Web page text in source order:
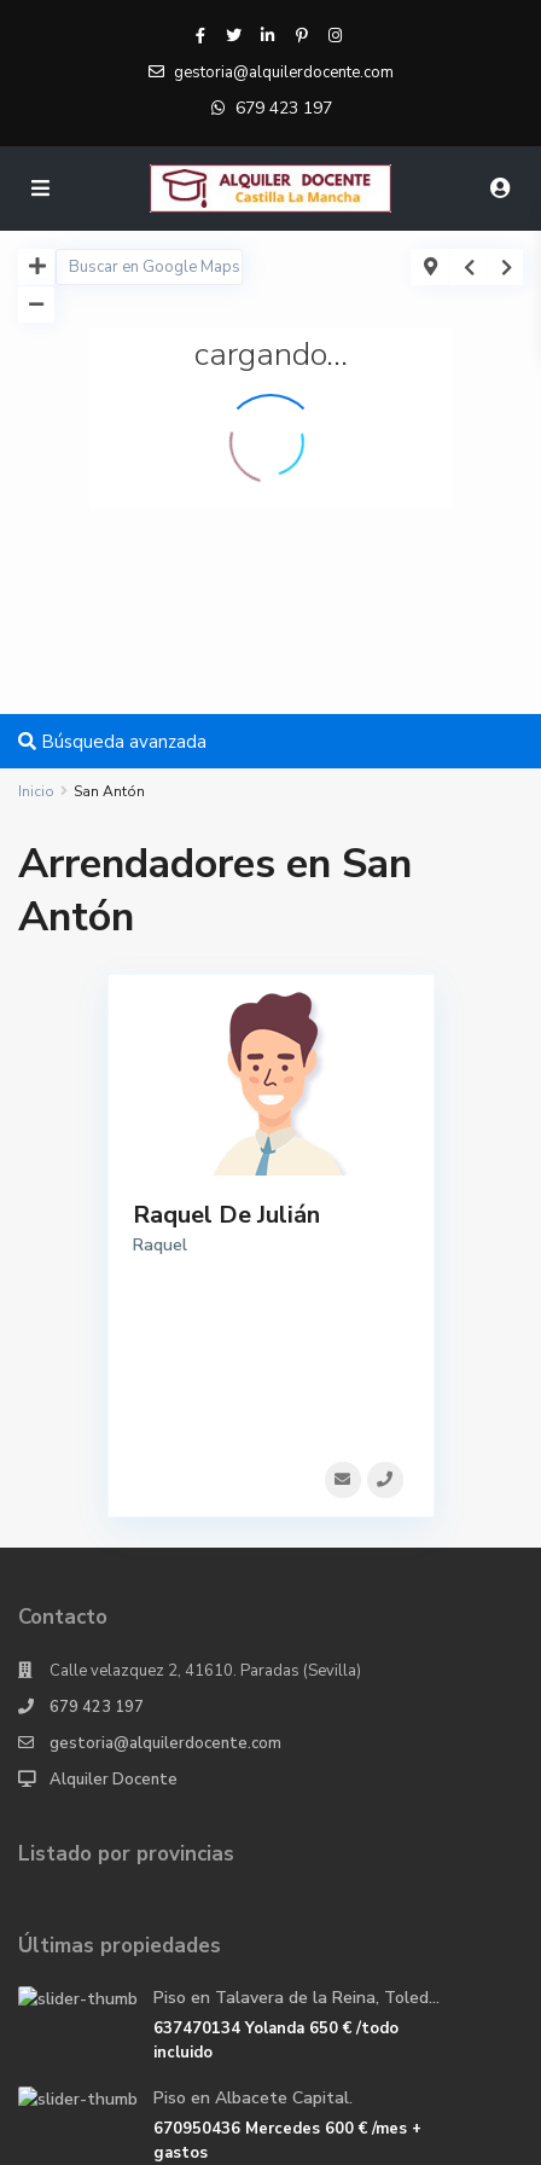
gestoria@alquilerdocente.com
679 423 197
cargando...
Búsqueda avanzada
Inicio San Antón
Arrendadores en San
Antón
Raquel De Julián
Raquel
Contacto
Calle velazquez 2, 41610. Paradas (Sevilla)
679 423 197
gestoria@alquilerdocente.com
Alquiler Docente
Listado por provincias
Últimas propiedades
Piso en Talavera de la Reina, Toled...
637470134 Yolanda 650 €/todo
incluido
Piso en Albacete Capital.
670950436 Mercedes 600 €/mes +
gastos